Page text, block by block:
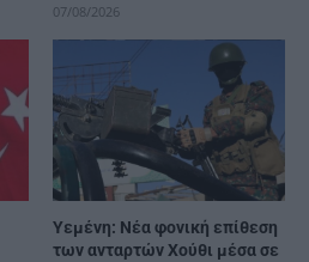
07/08/2026
Υεμένη: Νέα φονική επίθεση
των ανταρτών Χούθι μέσα σε